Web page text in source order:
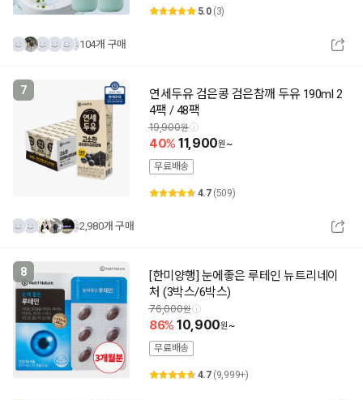
5.0 (3)
104개 구매
7
연세두유 검은콩 검은참깨 두유 190ml 2
4팩 / 48팩
19,900
40 11,900
~
무료배송
4.7 (509)
2,980개 구매
8
[한미양행] 눈에좋은 루테인 뉴트리네이
처 (3박스/6박스)
76,000
86 10,900
~
무료배송
4.7 (9,999+)